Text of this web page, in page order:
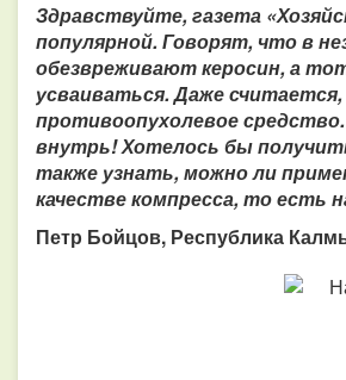
Здравствуйте, газета
популярной. Говорят, что в
обезвреживают керосин, а
усваиваться. Даже
противоопухолевое
внутрь! Хотелось бы
также узнать, можно ли
качестве компресса, то есть
Петр Бойцов, Республика